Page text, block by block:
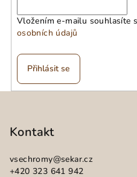
Vložením e-mailu souhlasíte s
osobních údajů
Přihlásit se
Kontakt
vsechromy@sekar.cz
+420 323 641 942